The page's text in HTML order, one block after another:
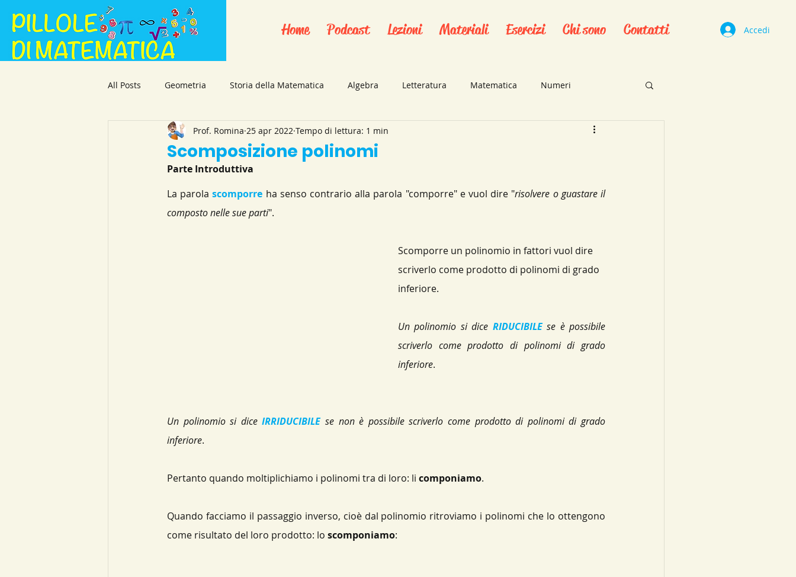
Home Podcast Lezioni Materiali Esercizi Chi sono Contatti Accedi
All Posts Geometria Storia della Matematica Algebra Letteratura Matematica Numeri
Aritmetica Goniometria Trigonometria Applicazioni pratiche
Piano Cartesiano Circonferenza
Scomposizione polinomi
Prof. Romina 25 apr 2022 Tempo di lettura: 1 min
Parte Introduttiva
La parola scomporre ha senso contrario alla parola "comporre" e vuol dire "risolvere o guastare il
composto nelle sue parti".
Scomporre un polinomio in fattori vuol dire
scriverlo come prodotto di polinomi di grado
inferiore.
Un polinomio si dice RIDUCIBILE se è possibile
scriverlo come prodotto di polinomi di grado
inferiore.
Un polinomio si dice IRRIDUCIBILE se non è possibile scriverlo come prodotto di polinomi di grado
inferiore.
Pertanto quando moltiplichiamo i polinomi tra di loro: li componiamo.
Quando facciamo il passaggio inverso, cioè dal polinomio ritroviamo i polinomi che lo ottengono
come risultato del loro prodotto: lo scomponiamo: